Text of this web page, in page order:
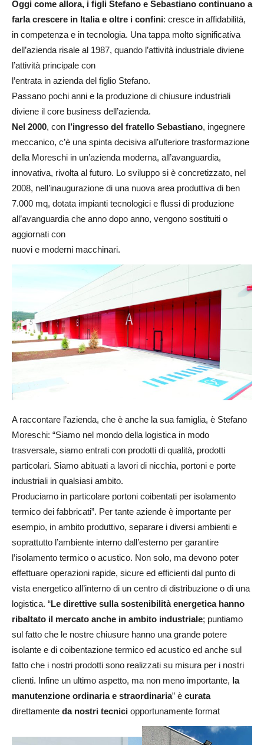
Oggi come allora, i figli Stefano e Sebastiano continuano a
farla crescere in Italia e oltre i confini: cresce in affidabilità,
in competenza e in tecnologia. Una tappa molto significativa
dell’azienda risale al 1987, quando l’attività industriale diviene
l’attività principale con
l’entrata in azienda del figlio Stefano.
Passano pochi anni e la produzione di chiusure industriali
diviene il core business dell’azienda.
Nel 2000, con l’ingresso del fratello Sebastiano, ingegnere
meccanico, c’è una spinta decisiva all’ulteriore trasformazione
della Moreschi in un’azienda moderna, all’avanguardia,
innovativa, rivolta al futuro. Lo sviluppo si è concretizzato, nel
2008, nell’inaugurazione di una nuova area produttiva di ben
7.000 mq, dotata impianti tecnologici e flussi di produzione
all’avanguardia che anno dopo anno, vengono sostituiti o
aggiornati con
nuovi e moderni macchinari.
A raccontare l’azienda, che è anche la sua famiglia, è Stefano
Moreschi: “Siamo nel mondo della logistica in modo
trasversale, siamo entrati con prodotti di qualità, prodotti
particolari. Siamo abituati a lavori di nicchia, portoni e porte
industriali in qualsiasi ambito.
Produciamo in particolare portoni coibentati per isolamento
termico dei fabbricati”. Per tante aziende è importante per
esempio, in ambito produttivo, separare i diversi ambienti e
soprattutto l’ambiente interno dall’esterno per garantire
l’isolamento termico o acustico. Non solo, ma devono poter
effettuare operazioni rapide, sicure ed efficienti dal punto di
vista energetico all’interno di un centro di distribuzione o di una
logistica. “Le direttive sulla sostenibilità energetica hanno
ribaltato il mercato anche in ambito industriale; puntiamo
sul fatto che le nostre chiusure hanno una grande potere
isolante e di coibentazione termico ed acustico ed anche sul
fatto che i nostri prodotti sono realizzati su misura per i nostri
clienti. Infine un ultimo aspetto, ma non meno importante, la
manutenzione ordinaria e straordinaria” è curata
direttamente da nostri tecnici opportunamente format